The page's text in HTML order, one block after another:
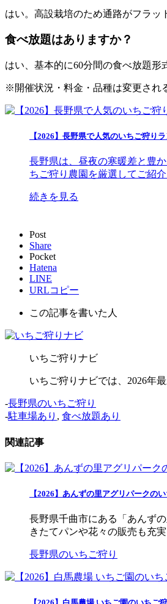
はい。高設栽培のため通路がフラッ
食べ放題はありますか？
はい、基本的に60分間の食べ放題形
※開催状況・料金・品種は変更され
【2026】長野県で人気のいちご狩り
長野県は、昼夜の寒暖差と豊
ちご狩り農園を厳選してご紹
続きを見る
Post
Share
Pocket
Hatena
LINE
URLコピー
この記事を書いた人
いちご狩りナビ
いちご狩りナビでは、2026年
-長野県のいちご狩り
-駐車場あり , 食べ放題あり
関連記事
【2026】あんずの里アグリパークの
長野県千曲市にある「あんず
きたてパンや花々の販売も充
長野県のいちご狩り